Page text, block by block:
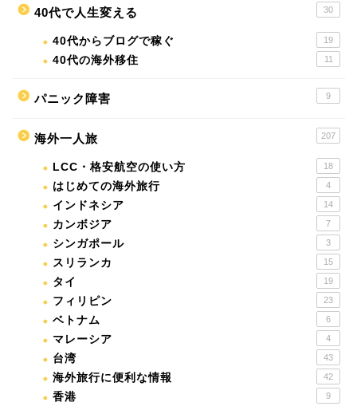
40代で人生変える 30
40代からブログで稼ぐ 19
40代の海外移住 11
パニック障害 9
海外一人旅 207
LCC・格安航空の使い方 18
はじめての海外旅行 4
インドネシア 14
カンボジア 7
シンガポール 3
スリランカ 15
タイ 19
フィリピン 23
ベトナム 6
マレーシア 4
台湾 43
海外旅行に便利な情報 42
香港 9